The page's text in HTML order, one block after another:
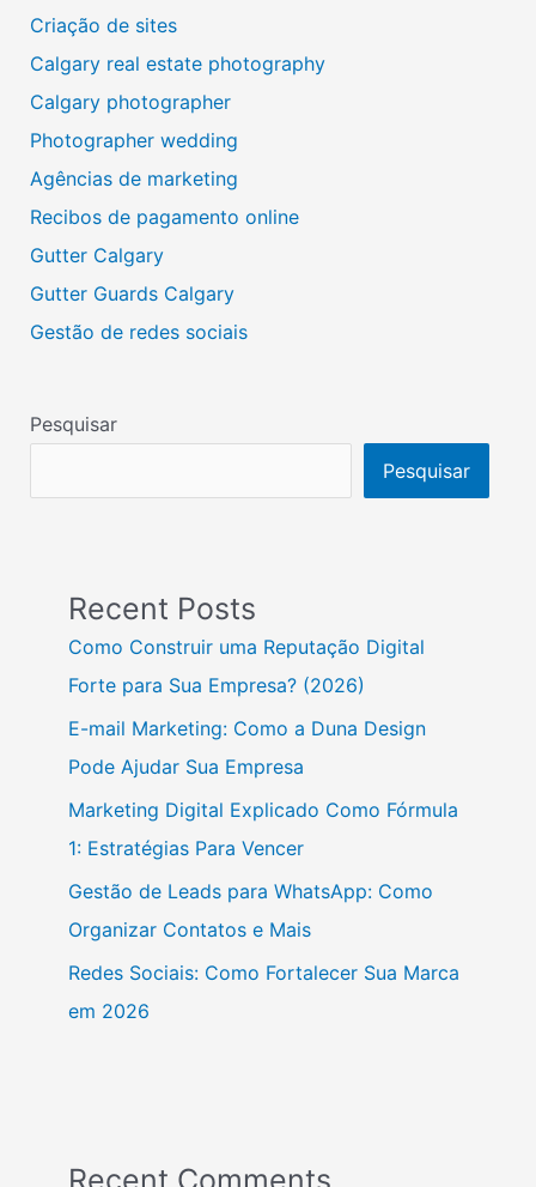
Criação de sites
Calgary real estate photography
Calgary photographer
Photographer wedding
Agências de marketing
Recibos de pagamento online
Gutter Calgary
Gutter Guards Calgary
Gestão de redes sociais
Pesquisar
Pesquisar
Recent Posts
Como Construir uma Reputação Digital
Forte para Sua Empresa? (2026)
E-mail Marketing: Como a Duna Design
Pode Ajudar Sua Empresa
Marketing Digital Explicado Como Fórmula
1: Estratégias Para Vencer
Gestão de Leads para WhatsApp: Como
Organizar Contatos e Mais
Redes Sociais: Como Fortalecer Sua Marca
em 2026